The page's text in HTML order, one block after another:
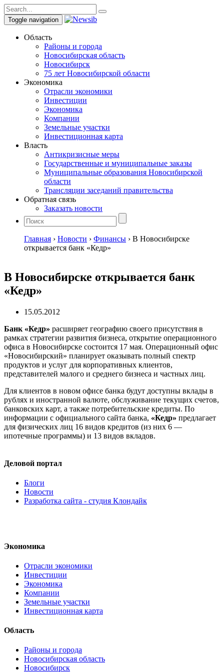
Toggle navigation
Область
Районы и города
Новосибирская область
Новосибирск
75 лет Новосибирской области
Экономика
Отрасли экономики
Инвестиции
Экономика
Компании
Земельные участки
Инвестиционная карта
Власть
Антикризисные меры
Государственные и муниципальные заказы
Муниципальные образования Новосибирской
области
Трансляции заседаний правительства
Обратная связь
Заказать новости
Главная › Новости › Финансы › В Новосибирске
открывается банк «Кедр»
В Новосибирске открывается банк
«Кедр»
15.05.2012
Банк «Кедр» расширяет географию своего присутствия в
рамках стратегии развития бизнеса, открытие операционного
офиса в Новосибирске состоится 17 мая. Операционный офис
«Новосибирский» планирует оказывать полный спектр
продуктов и услуг для корпоративных клиентов,
представителей малого и среднего бизнеса и частных лиц.
Для клиентов в новом офисе банка будут доступны вклады в
рублях и иностранной валюте, обслуживание текущих счетов,
банковских карт, а также потребительские кредиты. По
информации с официального сайта банка, «Кедр» предлагает
для физических лиц 16 видов кредитов (из них 6 —
ипотечные программы) и 13 видов вкладов.
Деловой портал
Блоги
Новости
Разработка сайта - студия Клондайк
Экономика
Отрасли экономики
Инвестиции
Экономика
Компании
Земельные участки
Инвестиционная карта
Область
Районы и города
Новосибирская область
Новосибирск